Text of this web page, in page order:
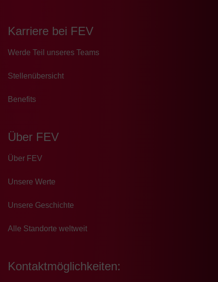
Karriere bei FEV
Wer­de Teil un­se­res Teams
Stellenübersicht
Benefits
Über FEV
Über FEV
Unsere Werte
Unsere Geschichte
Alle Standorte weltweit
Kontaktmöglichkeiten: